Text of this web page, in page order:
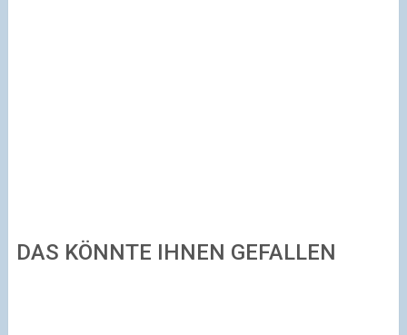
DAS KÖNNTE IHNEN GEFALLEN